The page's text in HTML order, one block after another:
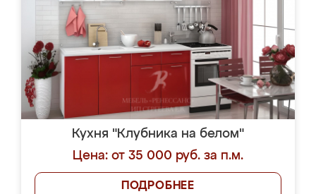
Кухня "Клубника на белом"
Цена: от 35 000 руб. за п.м.
ПОДРОБНЕЕ